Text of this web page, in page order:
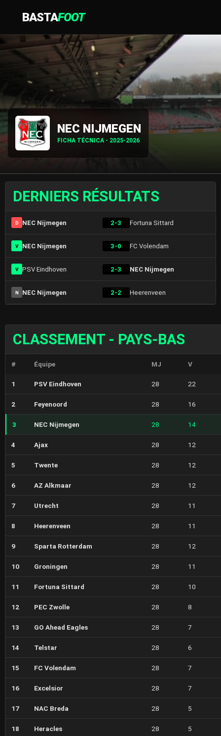
BASTAFOOT
NEC NIJMEGEN
FICHA TÉCNICA - 2025-2026
DERNIERS RÉSULTATS
D NEC Nijmegen 2-3 Fortuna Sittard
V NEC Nijmegen 3-0 FC Volendam
V PSV Eindhoven 2-3 NEC Nijmegen
N NEC Nijmegen 2-2 Heerenveen
CLASSEMENT - PAYS-BAS
# Équipe MJ V
1 PSV Eindhoven 28 22
2 Feyenoord 28 16
3 NEC Nijmegen 28 14
4 Ajax 28 12
5 Twente 28 12
6 AZ Alkmaar 28 12
7 Utrecht 28 11
8 Heerenveen 28 11
9 Sparta Rotterdam 28 12
10 Groningen 28 11
11 Fortuna Sittard 28 10
12 PEC Zwolle 28 8
13 GO Ahead Eagles 28 7
14 Telstar 28 6
15 FC Volendam 28 7
16 Excelsior 28 7
17 NAC Breda 28 5
18 Heracles 28 5